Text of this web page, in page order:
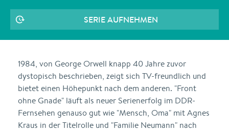
SERIE AUFNEHMEN
1984, von George Orwell knapp 40 Jahre zuvor
dystopisch beschrieben, zeigt sich TV-freundlich und
bietet einen Höhepunkt nach dem anderen. "Front
ohne Gnade" läuft als neuer Serienerfolg im DDR-
Fernsehen genauso gut wie "Mensch, Oma" mit Agnes
Kraus in der Titelrolle und "Familie Neumann" nach